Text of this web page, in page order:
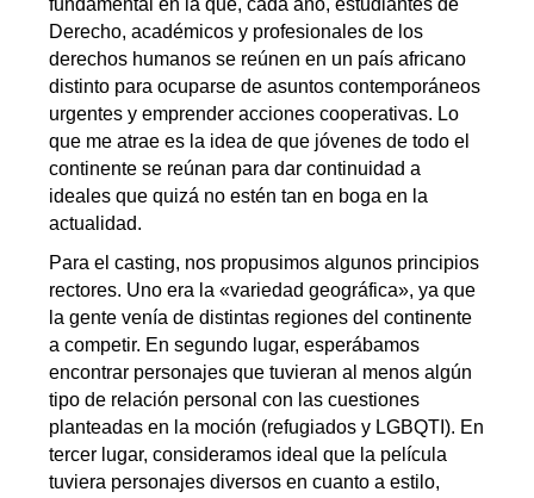
Derecho, académicos y profesionales de los
derechos humanos se reúnen en un país africano
distinto para ocuparse de asuntos contemporáneos
urgentes y emprender acciones cooperativas. Lo
que me atrae es la idea de que jóvenes de todo el
continente se reúnan para dar continuidad a
ideales que quizá no estén tan en boga en la
actualidad.
Para el casting, nos propusimos algunos principios
rectores. Uno era la «variedad geográfica», ya que
la gente venía de distintas regiones del continente
a competir. En segundo lugar, esperábamos
encontrar personajes que tuvieran al menos algún
tipo de relación personal con las cuestiones
planteadas en la moción (refugiados y LGBQTI). En
tercer lugar, consideramos ideal que la película
tuviera personajes diversos en cuanto a estilo,